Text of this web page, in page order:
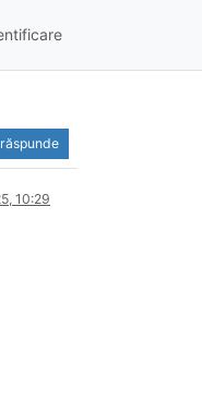
10:29